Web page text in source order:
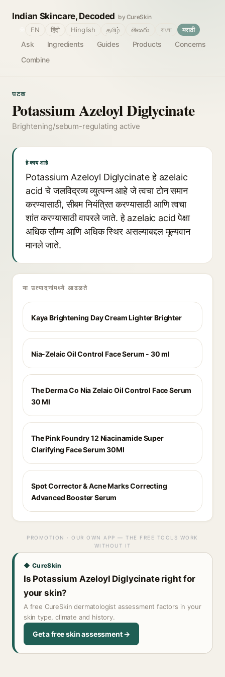
Indian Skincare, Decoded by CureSkin
Ask Ingredients Guides Products
Concerns
Combine
EN हिंदी Hinglish தமிழ் తెలుగు বাংলা मराठी
घटक
Potassium Azeloyl Diglycinate
Brightening/sebum-regulating active
हे काय आहे
Potassium Azeloyl Diglycinate हे azelaic
acid चे जलविद्रव्य व्युत्पन्न आहे जे त्वचा टोन समान
करण्यासाठी, सीबम नियंत्रित करण्यासाठी आणि त्वचा
शांत करण्यासाठी वापरले जाते. हे azelaic acid पेक्षा
अधिक सौम्य आणि अधिक स्थिर असल्याबद्दल मूल्यवान
मानले जाते.
या उत्पादनांमध्ये आढळते
Kaya Brightening Day Cream Lighter Brighter
Nia-Zelaic Oil Control Face Serum - 30 ml
The Derma Co Nia Zelaic Oil Control Face Serum
30 Ml
The Pink Foundry 12 Niacinamide Super
Clarifying Face Serum 30Ml
Spot Corrector & Acne Marks Correcting
Advanced Booster Serum
PROMOTION · OUR OWN APP — THE FREE TOOLS WORK
WITHOUT IT
◆ CureSkin
Is Potassium Azeloyl Diglycinate right for
your skin?
A free CureSkin dermatologist assessment factors in your
skin type, climate and history.
Get a free skin assessment →